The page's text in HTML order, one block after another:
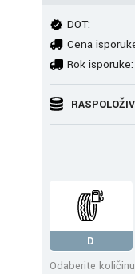
DOT:
Cena
Rok isporuke:
D
Odaberite količinu